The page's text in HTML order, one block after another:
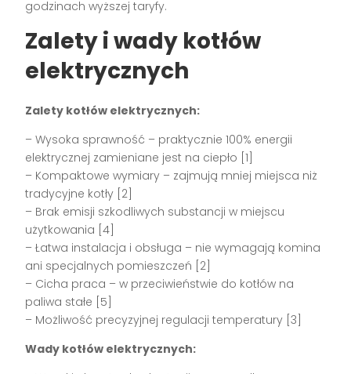
godzinach wyższej taryfy.
Zalety i wady kotłów
elektrycznych
Zalety kotłów elektrycznych:
– Wysoka sprawność – praktycznie 100% energii
elektrycznej zamieniane jest na ciepło [1]
– Kompaktowe wymiary – zajmują mniej miejsca niż
tradycyjne kotły [2]
– Brak emisji szkodliwych substancji w miejscu
użytkowania [4]
– Łatwa instalacja i obsługa – nie wymagają komina
ani specjalnych pomieszczeń [2]
– Cicha praca – w przeciwieństwie do kotłów na
paliwa stałe [5]
– Możliwość precyzyjnej regulacji temperatury [3]
Wady kotłów elektrycznych: